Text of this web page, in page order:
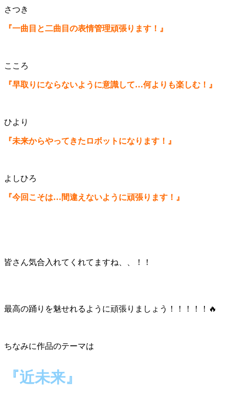
さつき
『一曲目と二曲目の表情管理頑張ります！』
こころ
『早取りにならないように意識して…何よりも楽しむ！』
ひより
『未来からやってきたロボットになります！』
よしひろ
『今回こそは…間違えないように頑張ります！』
皆さん気合入れてくれてますね、、！！
最高の踊りを魅せれるように頑張りましょう！！！！！🔥
ちなみに作品のテーマは
『近未来』